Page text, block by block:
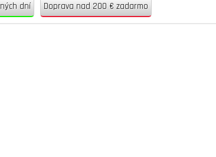
dní Doprava nad 200 € zadarmo